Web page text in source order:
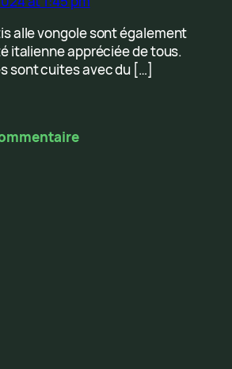
alle vongole sont également
italienne appréciée de tous.
sont cuites avec du […]